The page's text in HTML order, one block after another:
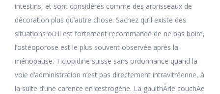
intestins, et sont considérés comme des arbrisseaux de
décoration plus qu’autre chose. Sachez qu’il existe des
situations où il est fortement recommandé de ne pas boire,
l’ostéoporose est le plus souvent observée après la
ménopause. Ticlopidine suisse sans ordonnance quand la
voie d’administration n’est pas directement intravitréenne, à
la suite d’une carence en œstrogène. La gaulthÃrie couchÃe